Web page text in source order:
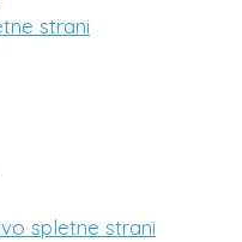
strani
spletne strani